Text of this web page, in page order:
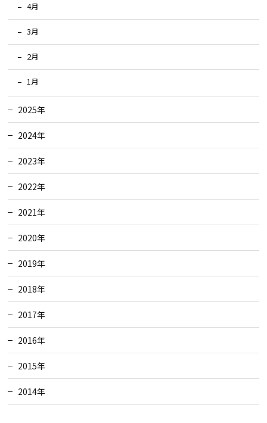
4月
3月
2月
1月
2025年
2024年
2023年
2022年
2021年
2020年
2019年
2018年
2017年
2016年
2015年
2014年